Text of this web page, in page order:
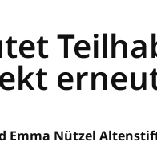
Emma Nützel